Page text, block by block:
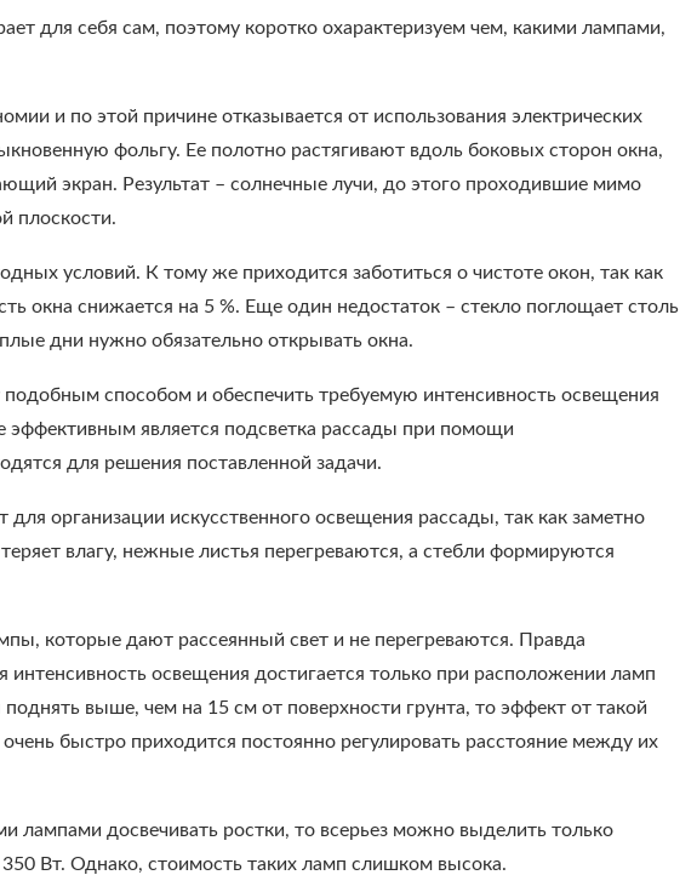
для себя сам, поэтому коротко охарактеризуем чем, какими лампами,
и по этой причине отказывается от использования электрических
фольгу. Ее полотно растягивают вдоль боковых сторон окна,
экран. Результат – солнечные лучи, до этого проходившие мимо
плоскости.
условий. К тому же приходится заботиться о чистоте окон, так как
окна снижается на 5 %. Еще один недостаток – стекло поглощает столь
дни нужно обязательно открывать окна.
способом и обеспечить требуемую интенсивность освещения
эффективным является подсветка рассады при помощи
для решения поставленной задачи.
организации искусственного освещения рассады, так как заметно
влагу, нежные листья перегреваются, а стебли формируются
которые дают рассеянный свет и не перегреваются. Правда
интенсивность освещения достигается только при расположении ламп
выше, чем на 15 см от поверхности грунта, то эффект от такой
быстро приходится постоянно регулировать расстояние между их
лампами досвечивать ростки, то всерьез можно выделить только
Вт. Однако, стоимость таких ламп слишком высока.